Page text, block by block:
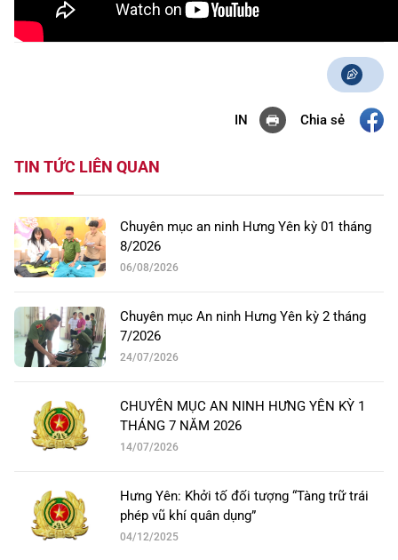
IN Chia sẻ
TIN TỨC LIÊN QUAN
Chuyên mục an ninh Hưng Yên kỳ 01 tháng
8/2026
06/08/2026
Chuyên mục An ninh Hưng Yên kỳ 2 tháng
7/2026
24/07/2026
CHUYÊN MỤC AN NINH HƯNG YÊN KỲ 1
THÁNG 7 NĂM 2026
14/07/2026
Hưng Yên: Khởi tố đối tượng “Tàng trữ trái
phép vũ khí quân dụng”
04/12/2025